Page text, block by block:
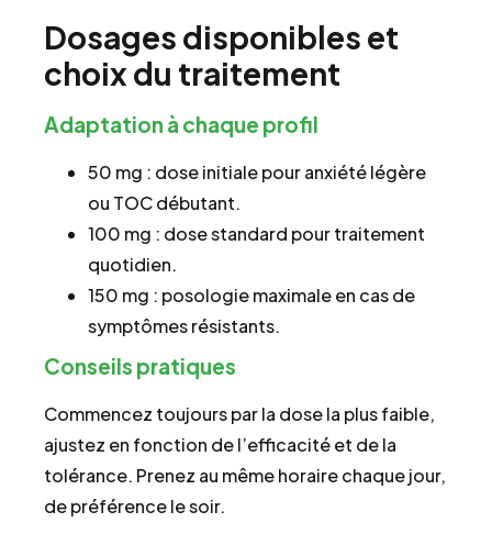
Dosages disponibles et
choix du traitement
Adaptation à chaque profil
50 mg : dose initiale pour anxiété légère
ou TOC débutant.
100 mg : dose standard pour traitement
quotidien.
150 mg : posologie maximale en cas de
symptômes résistants.
Conseils pratiques
Commencez toujours par la dose la plus faible,
ajustez en fonction de l’efficacité et de la
tolérance. Prenez au même horaire chaque jour,
de préférence le soir.